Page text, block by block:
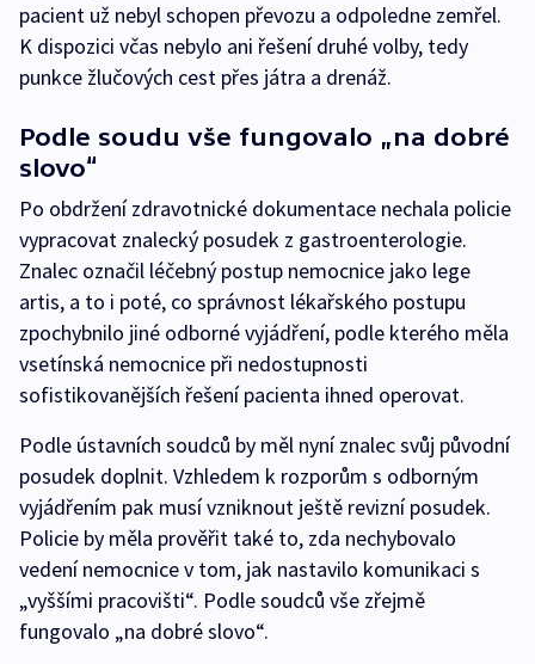
pacient už nebyl schopen převozu a odpoledne zemřel.
K dispozici včas nebylo ani řešení druhé volby, tedy
punkce žlučových cest přes játra a drenáž.
Podle soudu vše fungovalo „na dobré
slovo“
Po obdržení zdravotnické dokumentace nechala policie
vypracovat znalecký posudek z gastroenterologie.
Znalec označil léčebný postup nemocnice jako lege
artis, a to i poté, co správnost lékařského postupu
zpochybnilo jiné odborné vyjádření, podle kterého měla
vsetínská nemocnice při nedostupnosti
sofistikovanějších řešení pacienta ihned operovat.
Podle ústavních soudců by měl nyní znalec svůj původní
posudek doplnit. Vzhledem k rozporům s odborným
vyjádřením pak musí vzniknout ještě revizní posudek.
Policie by měla prověřit také to, zda nechybovalo
vedení nemocnice v tom, jak nastavilo komunikaci s
„vyššími pracovišti“. Podle soudců vše zřejmě
fungovalo „na dobré slovo“.